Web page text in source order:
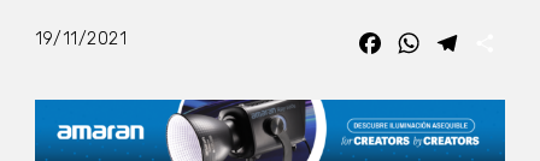
19/11/2021 FacebookWhatsApp